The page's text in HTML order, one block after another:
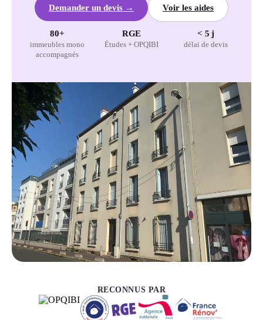
Demander un devis → Voir les aides
80+
immeubles mono
accompagnés
RGE
Études + OPQIBI
< 5 j
délai de devis
RECONNUS PAR